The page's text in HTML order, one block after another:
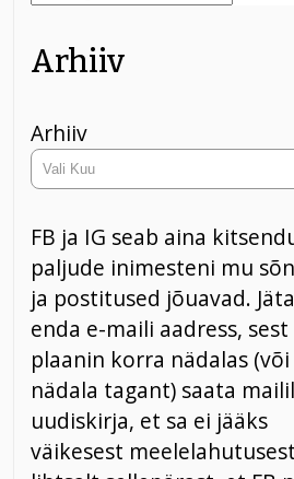
Arhiiv
Arhiiv
FB ja IG seab aina
paljude inimesteni mu
ja postitused jõuavad.
enda e-maili aadress, sest
plaanin korra nädalas
nädala tagant) saata
uudiskirja, et sa ei jääks
väikesest